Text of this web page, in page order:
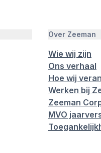
Over Zeeman
Wie wij zijn
Ons verhaal
Hoe wij
Werken bij
Zeeman
MVO